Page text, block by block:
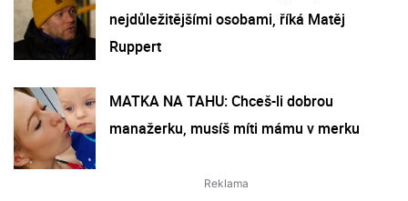
nejdůležitějšími osobami, říká Matěj
Ruppert
MATKA NA TAHU: Chceš-li dobrou
manažerku, musíš míti mámu v merku